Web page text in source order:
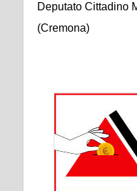
Deputato Cittadino
(Cremona)